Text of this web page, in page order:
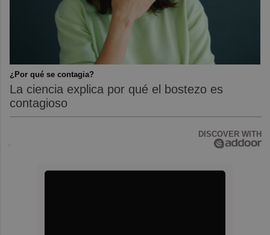
¿Por qué se contagia?
La ciencia explica por qué el bostezo es
contagioso
DISCOVER WITH